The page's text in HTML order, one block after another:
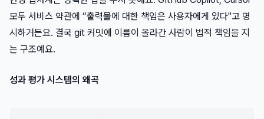
모두 서비스 약관에 “출력물에 대한 책임은 사용자에게 있다"고 명
시하거든요. 결국 git 커밋에 이름이 올라간 사람이 법적 책임을 지
는 구조예요.
성과 평가 시스템의 왜곡